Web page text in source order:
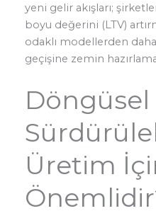
yeni gelir akışları;
boyu değerini (LTV)
odaklı modellerden
geçişine zemin
Üretim